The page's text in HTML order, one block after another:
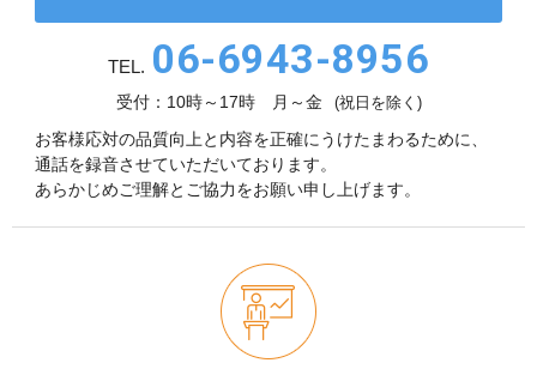
TEL. 06-6943-8956
受付：10時～17時 月～金 (祝日を除く)
お客様応対の品質向上と内容を正確にうけたまわるために、
通話を録音させていただいております。
あらかじめご理解とご協力をお願い申し上げます。
メールでのお問い合わせ